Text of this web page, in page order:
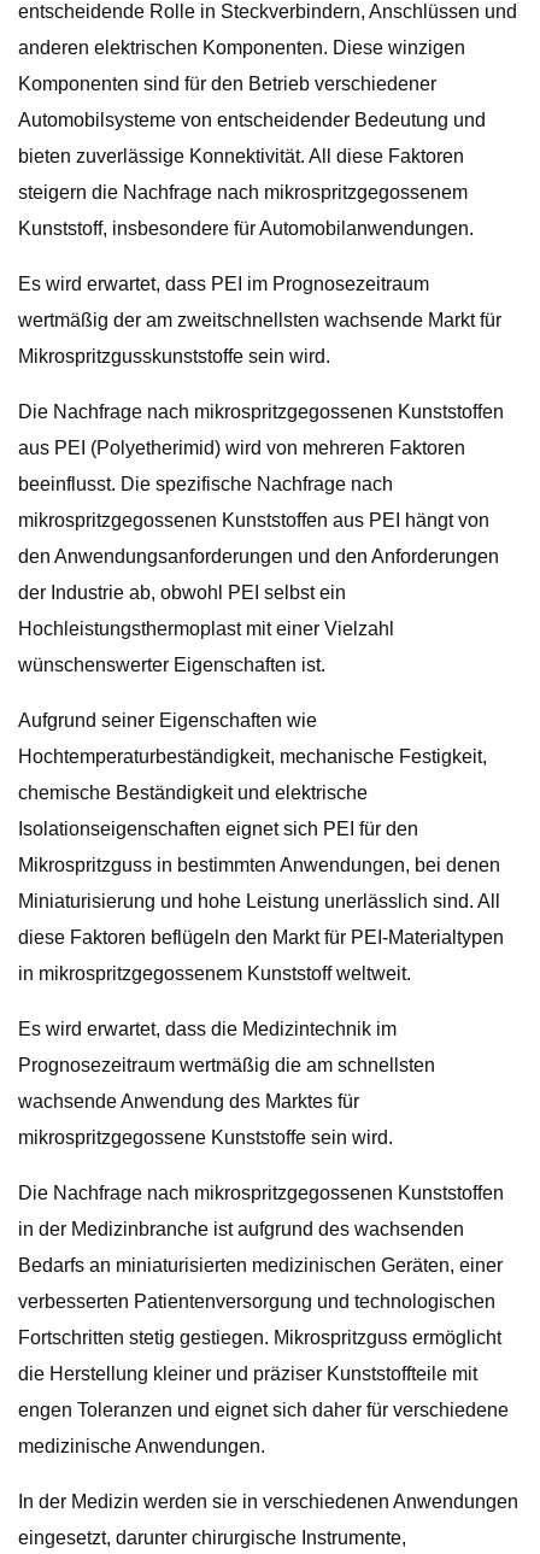
entscheidende Rolle in Steckverbindern, Anschlüssen und
anderen elektrischen Komponenten. Diese winzigen
Komponenten sind für den Betrieb verschiedener
Automobilsysteme von entscheidender Bedeutung und
bieten zuverlässige Konnektivität. All diese Faktoren
steigern die Nachfrage nach mikrospritzgegossenem
Kunststoff, insbesondere für Automobilanwendungen.
Es wird erwartet, dass PEI im Prognosezeitraum
wertmäßig der am zweitschnellsten wachsende Markt für
Mikrospritzgusskunststoffe sein wird.
Die Nachfrage nach mikrospritzgegossenen Kunststoffen
aus PEI (Polyetherimid) wird von mehreren Faktoren
beeinflusst. Die spezifische Nachfrage nach
mikrospritzgegossenen Kunststoffen aus PEI hängt von
den Anwendungsanforderungen und den Anforderungen
der Industrie ab, obwohl PEI selbst ein
Hochleistungsthermoplast mit einer Vielzahl
wünschenswerter Eigenschaften ist.
Aufgrund seiner Eigenschaften wie
Hochtemperaturbeständigkeit, mechanische Festigkeit,
chemische Beständigkeit und elektrische
Isolationseigenschaften eignet sich PEI für den
Mikrospritzguss in bestimmten Anwendungen, bei denen
Miniaturisierung und hohe Leistung unerlässlich sind. All
diese Faktoren beflügeln den Markt für PEI-Materialtypen
in mikrospritzgegossenem Kunststoff weltweit.
Es wird erwartet, dass die Medizintechnik im
Prognosezeitraum wertmäßig die am schnellsten
wachsende Anwendung des Marktes für
mikrospritzgegossene Kunststoffe sein wird.
Die Nachfrage nach mikrospritzgegossenen Kunststoffen
in der Medizinbranche ist aufgrund des wachsenden
Bedarfs an miniaturisierten medizinischen Geräten, einer
verbesserten Patientenversorgung und technologischen
Fortschritten stetig gestiegen. Mikrospritzguss ermöglicht
die Herstellung kleiner und präziser Kunststoffteile mit
engen Toleranzen und eignet sich daher für verschiedene
medizinische Anwendungen.
In der Medizin werden sie in verschiedenen Anwendungen
eingesetzt, darunter chirurgische Instrumente,